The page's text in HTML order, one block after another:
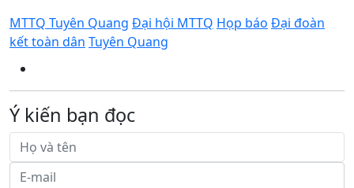
MTTQ Tuyên Quang Đại hội MTTQ Họp báo Đại đoàn
kết toàn dân Tuyên Quang
Ý kiến bạn đọc